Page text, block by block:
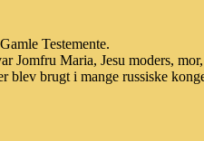
Testemente.
Jomfru Maria, Jesu moders,
blev brugt i mange russiske